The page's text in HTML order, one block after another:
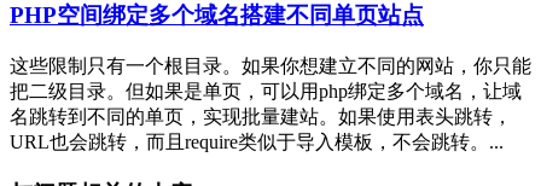
PHP空间绑定多个域名搭建不同单页站点
这些限制只有一个根目录。如果你想建立不同的网站，你只能
把二级目录。但如果是单页，可以用php绑定多个域名，让域
名跳转到不同的单页，实现批量建站。如果使用表头跳转，
URL也会跳转，而且require类似于导入模板，不会跳转。...